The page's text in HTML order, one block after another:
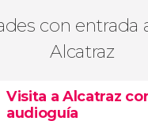
con entrada
Alcatraz
Visita a Alcatraz
audioguía